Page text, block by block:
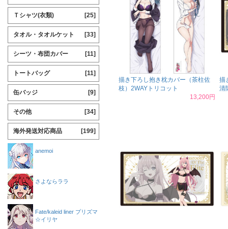
描き下ろし抱き枕カバー（茶柱佐
枝）2WAYトリコット
13,200円
描
清
Ｔシャツ(衣類) [25]
タオル・タオルケット [33]
シーツ・布団カバー [11]
トートバッグ [11]
缶バッジ [9]
その他 [34]
海外発送対応商品 [199]
anemoi
さよならララ
Fate/kaleid liner プリズマ
☆イリヤ